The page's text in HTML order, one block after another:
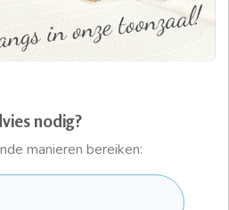
nodig?
manieren bereiken: